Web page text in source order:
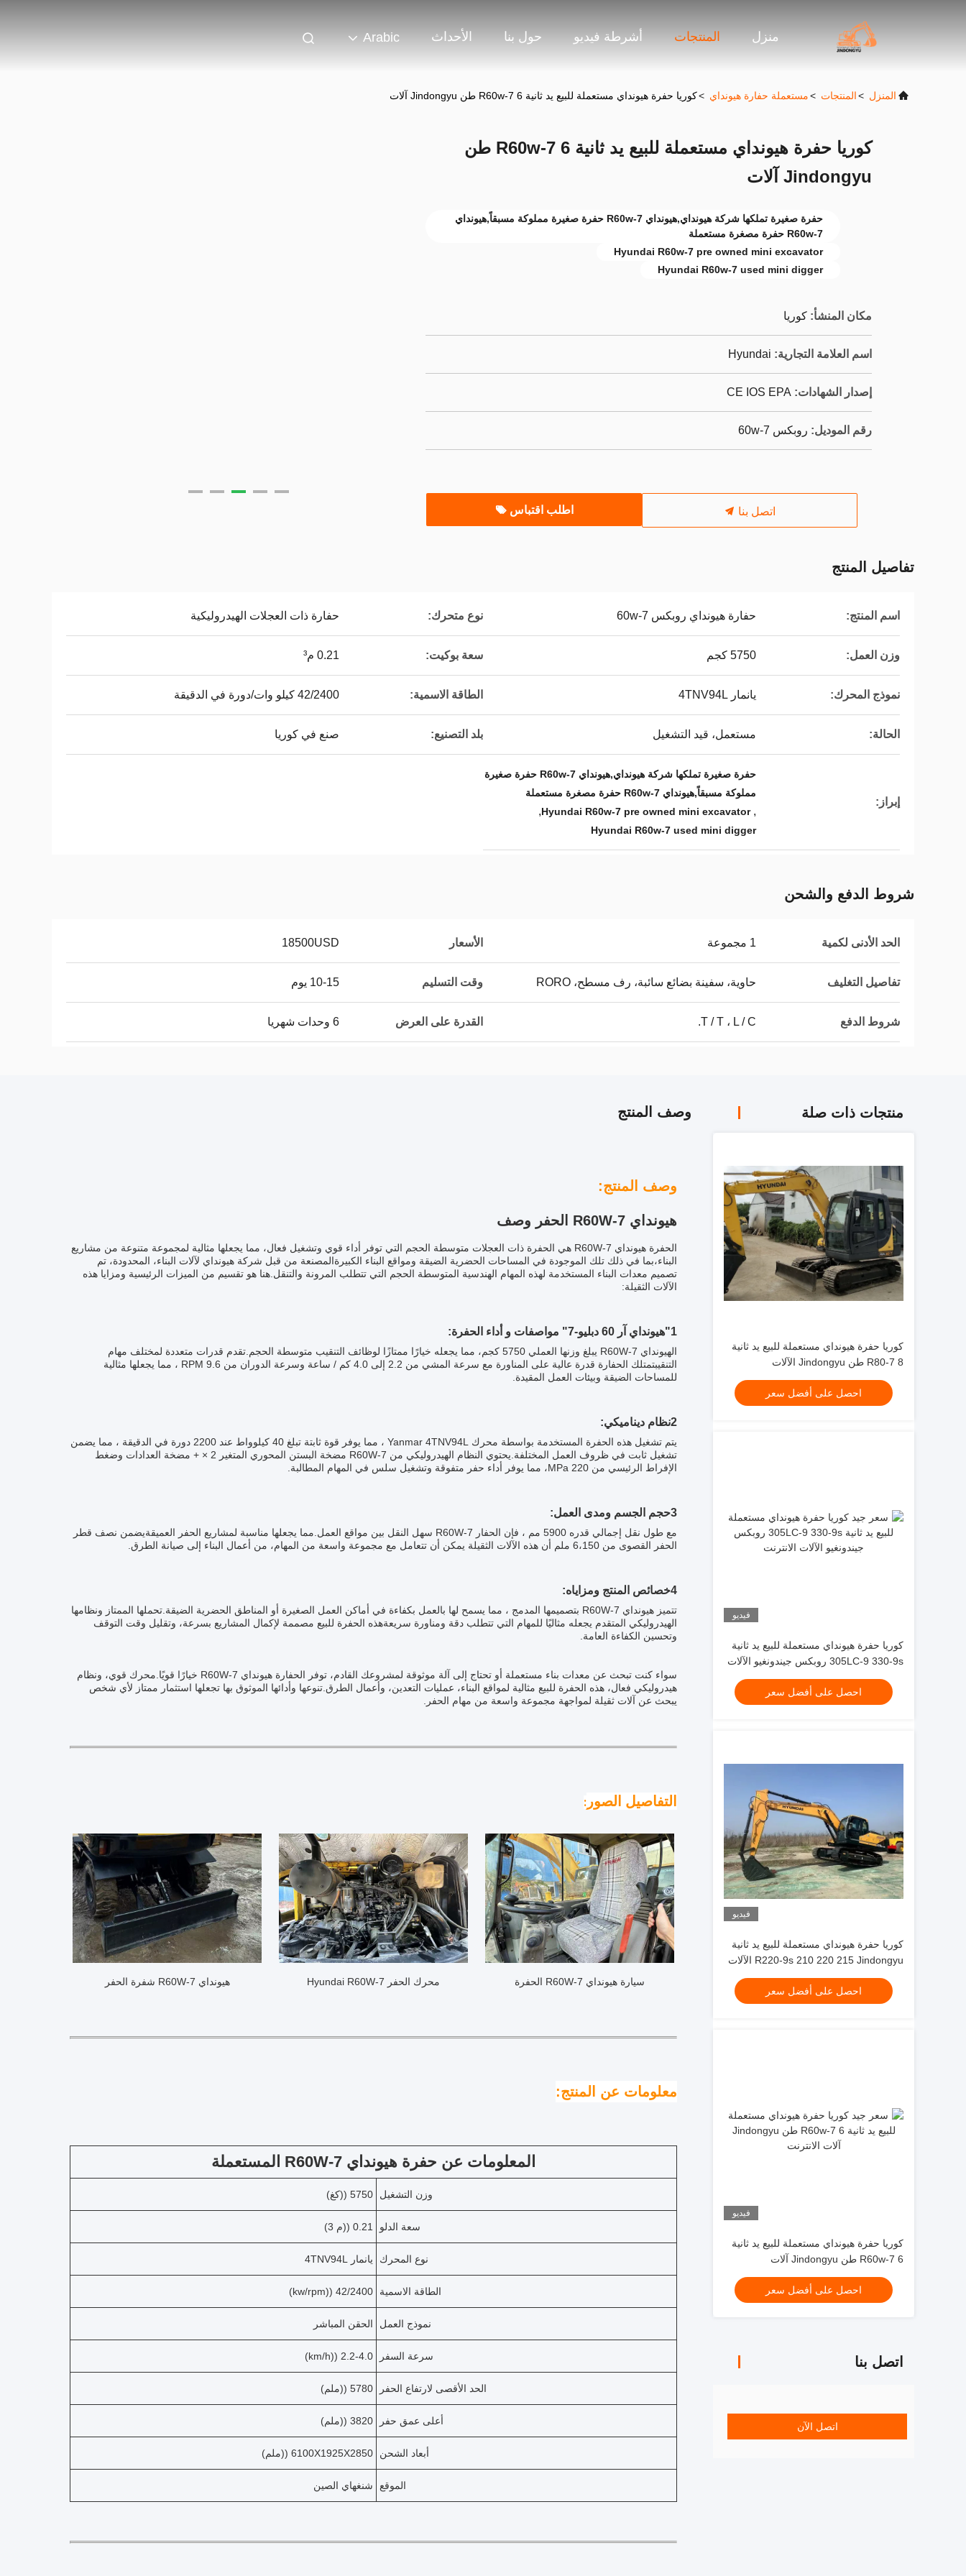
منزل المنتجات أشرطة فيديو حول بنا الأحداث Arabic
المنزل >المنتجات >مستعملة حفارة هيونداي >كوريا حفرة هيونداي مستعملة للبيع يد ثانية R60w-7 6 طن Jindongyu آلات
كوريا حفرة هيونداي مستعملة للبيع يد ثانية R60w-7 6 طن
Jindongyu آلات
حفرة صغيرة تملكها شركة هيونداي,هيونداي R60w-7 حفرة صغيرة مملوكة مسبقاً,هيونداي
R60w-7 حفرة مصغرة مستعملة
Hyundai R60w-7 pre owned mini excavator
Hyundai R60w-7 used mini digger
مكان المنشأ: كوريا
اسم العلامة التجارية: Hyundai
إصدار الشهادات: CE IOS EPA
رقم الموديل: روبكس 60w-7
اتصل بنا اطلب اقتباس
تفاصيل المنتج
اسم المنتج: حفارة هيونداي روبكس 60w-7 نوع متحرك: حفارة ذات العجلات الهيدروليكية
وزن العمل: 5750 كجم سعة بوكيت: 0.21 م³
نموذج المحرك: يانمار 4TNV94L الطاقة الاسمية: 42/2400 كيلو وات/دورة في الدقيقة
الحالة: مستعمل، قيد التشغيل بلد التصنيع: صنع في كوريا
إبراز:
حفرة صغيرة تملكها شركة هيونداي,هيونداي R60w-7 حفرة صغيرة
مملوكة مسبقاً,هيونداي R60w-7 حفرة مصغرة مستعملة
,
Hyundai R60w-7 pre owned mini excavator
,
Hyundai R60w-7 used mini digger
شروط الدفع والشحن
الحد الأدنى لكمية 1 مجموعة الأسعار 18500USD
تفاصيل التغليف حاوية، سفينة بضائع سائبة، رف مسطح، RORO وقت التسليم 10-15 يوم
شروط الدفع T / T ، L / C. القدرة على العرض 6 وحدات شهريا
منتجات ذات صلة
كوريا حفرة هيونداي مستعملة للبيع يد ثانية
R80-7 8 طن Jindongyu الآلات
احصل على أفضل سعر
فيديو
كوريا حفرة هيونداي مستعملة للبيع يد ثانية
305LC-9 330-9s روبكس جيندونغيو الآلات
احصل على أفضل سعر
فيديو
كوريا حفرة هيونداي مستعملة للبيع يد ثانية
R220-9s 210 220 215 Jindongyu الآلات
احصل على أفضل سعر
فيديو
كوريا حفرة هيونداي مستعملة للبيع يد ثانية
R60w-7 6 طن Jindongyu آلات
احصل على أفضل سعر
اتصل بنا
اتصل الآن
وصف المنتج
وصف المنتج:
هيونداي R60W-7 الحفر وصف
الحفرة هيونداي R60W-7 هي الحفرة ذات العجلات متوسطة الحجم التي توفر أداء قوي وتشغيل فعال، مما يجعلها مثالية لمجموعة متنوعة من مشاريع
البناء،بما في ذلك تلك الموجودة في المساحات الحضرية الضيقة ومواقع البناء الكبيرةالمصنعة من قبل شركة هيونداي لآلات البناء، المحدودة، تم
تصميم معدات البناء المستخدمة لهذه المهام الهندسية المتوسطة الحجم التي تتطلب المرونة والتنقل.هنا هو تقسيم من الميزات الرئيسية ومزايا هذه
الآلات الثقيلة:
1"هيونداي آر 60 دبليو-7" مواصفات و أداء الحفرة:
الهيونداي R60W-7 يبلغ وزنها العملي 5750 كجم، مما يجعله خيارًا ممتازًا لوظائف التنقيب متوسطة الحجم.تقدم قدرات متعددة لمختلف مهام
التنقيبتمتلك الحفارة قدرة عالية على المناورة مع سرعة المشي من 2.2 إلى 4.0 كم / ساعة وسرعة الدوران من 9.6 RPM ، مما يجعلها مثالية
للمساحات الضيقة وبيئات العمل المقيدة.
2نظام ديناميكي:
يتم تشغيل هذه الحفرة المستخدمة بواسطة محرك Yanmar 4TNV94L ، مما يوفر قوة ثابتة تبلغ 40 كيلوواط عند 2200 دورة في الدقيقة ، مما يضمن
تشغيل ثابت في ظروف العمل المختلفة.يحتوي النظام الهيدروليكي من R60W-7 مضخة البستن المحوري المتغير 2 × + مضخة العدادات وضغط
الإفراط الرئيسي من 220 MPa، مما يوفر أداء حفر متفوقة وتشغيل سلس في المهام المطالبة.
3حجم الجسم ومدى العمل:
مع طول نقل إجمالي قدره 5900 مم ، فإن الحفار R60W-7 سهل النقل بين مواقع العمل.مما يجعلها مناسبة لمشاريع الحفر العميقةيضمن نصف قطر
الحفر القصوى من 6،150 ملم أن هذه الآلات الثقيلة يمكن أن تتعامل مع مجموعة واسعة من المهام، من أعمال البناء إلى صيانة الطرق.
4خصائص المنتج ومزاياه:
تتميز هيونداي R60W-7 بتصميمها المدمج ، مما يسمح لها بالعمل بكفاءة في أماكن العمل الصغيرة أو المناطق الحضرية الضيقة.تحملها الممتاز ونظامها
الهيدروليكي المتقدم يجعله مثاليًا للمهام التي تتطلب دقة ومناورة سريعةهذه الحفرة للبيع مصممة لإكمال المشاريع بسرعة، وتقليل وقت التوقف
وتحسين الكفاءة العامة.
سواء كنت تبحث عن معدات بناء مستعملة أو تحتاج إلى آلة موثوقة لمشروعك القادم، توفر الحفارة هيونداي R60W-7 خيارًا قويًا.محرك قوي، ونظام
هيدروليكي فعال، هذه الحفرة للبيع مثالية لمواقع البناء، عمليات التعدين، وأعمال الطرق.تنوعها وأدائها الموثوق بها تجعلها استثمار ممتاز لأي شخص
يبحث عن آلات ثقيلة لمواجهة مجموعة واسعة من مهام الحفر.
التفاصيل الصور :
سيارة هيونداي R60W-7 الحفرة محرك الحفر Hyundai R60W-7 هيونداي R60W-7 شفرة الحفر
معلومات عن المنتج:
المعلومات عن حفرة هيونداي R60W-7 المستعملة
وزن التشغيل 5750 ((كغ)
سعة الدلو 0.21 ((م 3)
نوع المحرك يانمار 4TNV94L
الطاقة الاسمية 42/2400 ((kw/rpm)
نموذج العمل الحقن المباشر
سرعة السفر 2.2-4.0 ((km/h)
الحد الأقصى لارتفاع الحفر 5780 ((ملم)
أعلى عمق حفر 3820 ((ملم)
أبعاد الشحن 6100X1925X2850 ((ملم)
الموقع شنغهاي الصين